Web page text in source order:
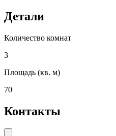
Детали
Количество комнат
3
Площадь (кв. м)
70
Контакты